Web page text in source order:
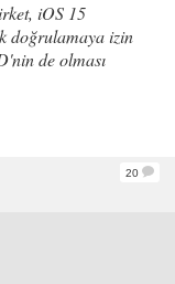
iOS 15
doğrulamaya izin
de olması
20